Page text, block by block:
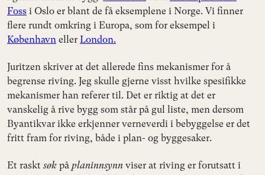
Foss i Oslo er blant de få eksemplene i Norge. Vi finner
flere rundt omkring i Europa, som for eksempel i
København eller London.
Juritzen skriver at det allerede fins mekanismer for å
begrense riving. Jeg skulle gjerne visst hvilke spesifikke
mekanismer han referer til. Det er riktig at det er
vanskelig å rive bygg som står på gul liste, men dersom
Byantikvar ikke erkjenner verneverdi i bebyggelse er det
fritt fram for riving, både i plan- og byggesaker.
Et raskt søk på planinnsynn viser at riving er forutsatt i